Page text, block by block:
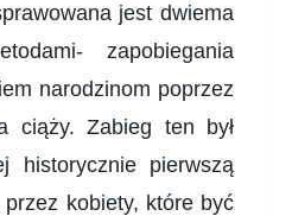
jest dwiema
zapobiegania
narodzinom poprzez
ciąży. Zabieg ten był
historycznie pierwszą
kobiety, które być